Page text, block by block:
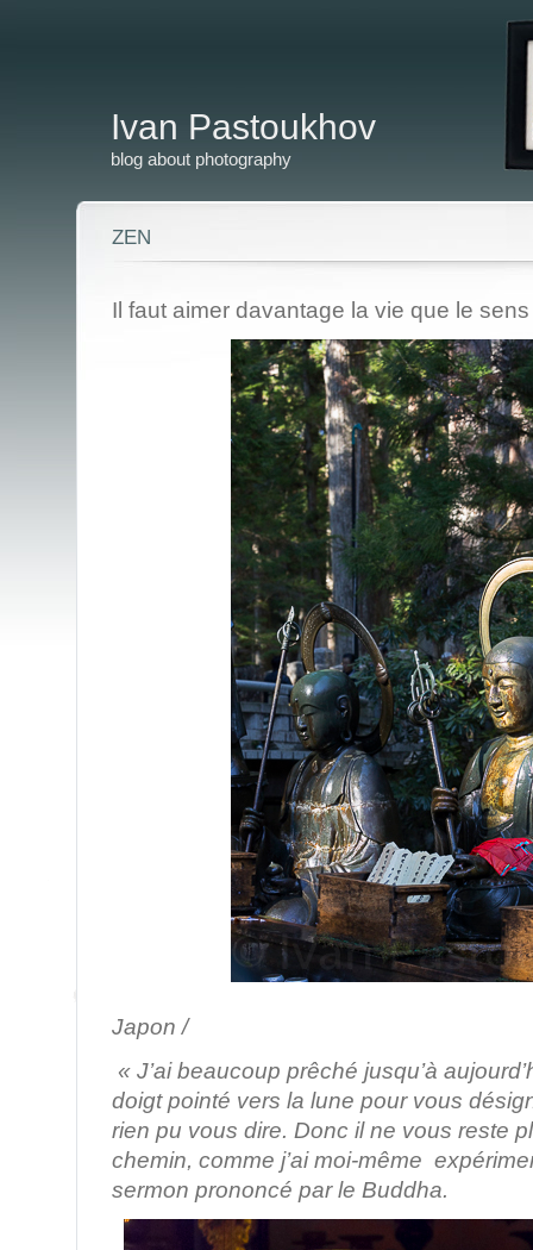
Ivan Pastoukhov
blog about photography
ZEN
Il faut aimer davantage la vie que le
Japon /
« J’ai beaucoup prêché jusqu’à
doigt pointé vers la lune pour vous
rien pu vous dire. Donc il ne vous reste
chemin, comme j’ai moi-même
sermon prononcé par le Buddha.